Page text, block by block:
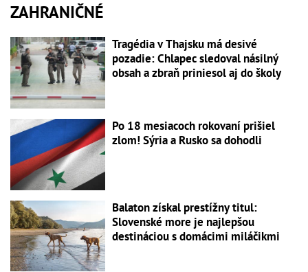
ZAHRANIČNÉ
Tragédia v Thajsku má desivé
pozadie: Chlapec sledoval násilný
obsah a zbraň priniesol aj do školy
Po 18 mesiacoch rokovaní prišiel
zlom! Sýria a Rusko sa dohodli
Balaton získal prestížny titul:
Slovenské more je najlepšou
destináciou s domácimi miláčikmi